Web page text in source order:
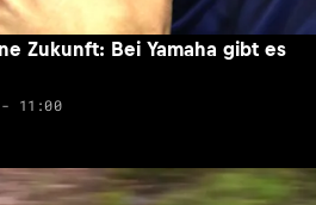
Zukunft: Bei Yamaha gibt es
- 11:00